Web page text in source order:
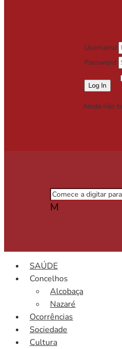
Username
Password
Ainda não
M
SAÚDE
Concelhos
Alcobaça
Nazaré
Ocorrências
Sociedade
Cultura